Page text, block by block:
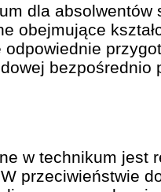
dla absolwentów
obejmujące
bezpośrednio
w technikum jest
przeciwieństwie